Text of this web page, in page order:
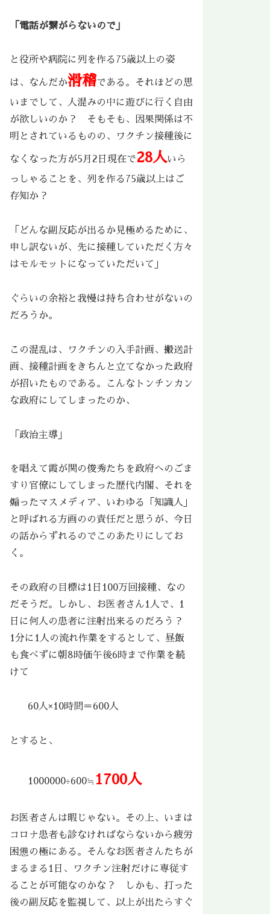
「電話が繋がらないので」
と役所や病院に列を作る75歳以上の姿
は、なんだか滑稽である。それほどの思
いまでして、人混みの中に遊びに行く自由
が欲しいのか？ そもそも、因果関係は不
明とされているものの、ワクチン接種後に
なくなった方が5月2日現在で28人いら
っしゃることを、列を作る75歳以上はご
存知か？
「どんな副反応が出るか見極めるために、
申し訳ないが、先に接種していただく方々
はモルモットになっていただいて」
ぐらいの余裕と我慢は持ち合わせがないの
だろうか。
この混乱は、ワクチンの入手計画、搬送計
画、接種計画をきちんと立てなかった政府
が招いたものである。こんなトンチンカン
な政府にしてしまったのか、
「政治主導」
を唱えて霞が関の俊秀たちを政府へのごま
すり官僚にしてしまった歴代内閣、それを
煽ったマスメディア、いわゆる「知識人」
と呼ばれる方画のの責任だと思うが、今日
の話からずれるのでこのあたりにしてお
く。
その政府の目標は1日100万回接種、なの
だそうだ。しかし、お医者さん1人で、1
日に何人の患者に注射出来るのだろう？
1分に1人の流れ作業をするとして、昼飯
も食べずに朝8時価午後6時まで作業を続
けて
60人×10時間＝600人
とすると、
1000000÷600≒ 1700人
お医者さんは暇じゃない。その上、いまは
コロナ患者も診なければならないから疲労
困憊の極にある。そんなお医者さんたちが
まるまる1日、ワクチン注射だけに専従す
ることが可能なのかな？ しかも、打った
後の副反応を監視して、以上が出たらすぐ